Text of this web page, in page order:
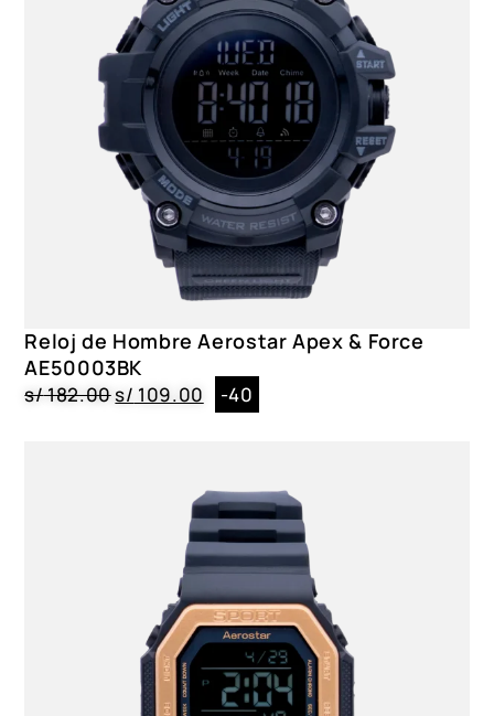
Resistencia
Policarbonato, Beige
Cristal Mineral, Negro
AE50003BL, AE50003KH, AE50003BK, AE50003AG
Reloj de Hombre Aerostar Apex & Force
AE50003BK
s/182.00s/ 109.00 -40